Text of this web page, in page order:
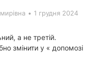
• 1 грудня 2024
а не третій.
змінити у « допомозі